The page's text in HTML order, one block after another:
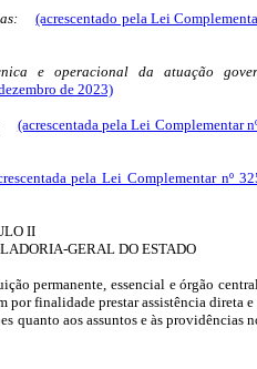
(acrescentado pela Lei
e operacional da atuação
de 2023)
(acrescentada pela Lei Complementar
pela Lei Complementar nº
II
GERAL DO ESTADO
permanente, essencial e órgão
finalidade prestar assistência direta e
quanto aos assuntos e às providências